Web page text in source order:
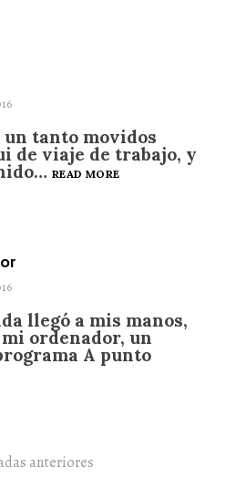
tanto movidos
de viaje de trabajo, y
READ MORE
llegó a mis manos,
ordenador, un
A punto
anteriores